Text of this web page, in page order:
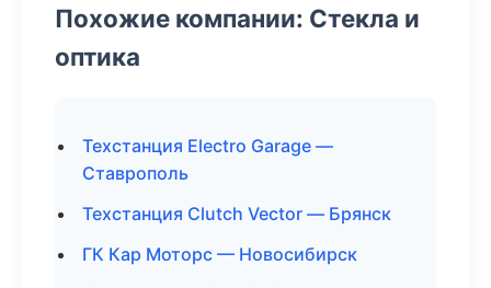
Похожие компании: Стекла и
оптика
Техстанция Electro Garage —
Ставрополь
Техстанция Clutch Vector — Брянск
ГК Кар Моторс — Новосибирск